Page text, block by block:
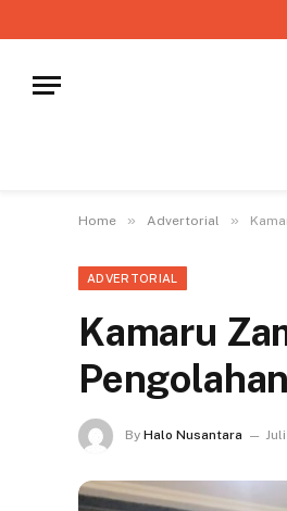
Home » Advertorial »
ADVERTORIAL
Kamaru
By Halo Nusantara